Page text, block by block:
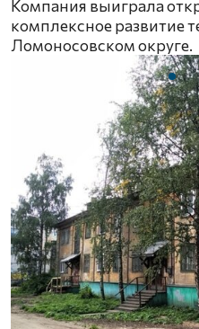
Компания выиграла
комплексное развитие
Ломоносовском округе.